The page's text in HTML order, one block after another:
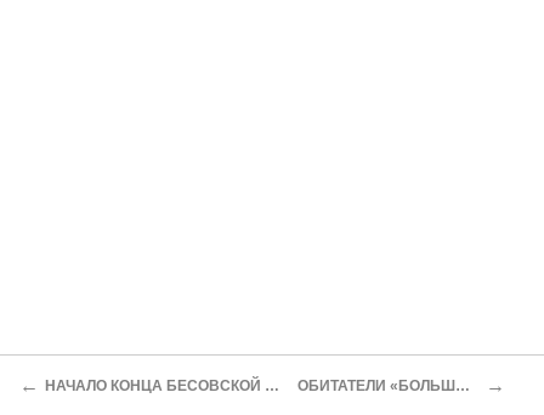
← НАЧАЛО КОНЦА БЕСОВСКОЙ ИМПЕРИИ РЕЧЛАГ ОБИТАТЕЛИ «БОЛЬШОГО ВОЛЬЕРА» →